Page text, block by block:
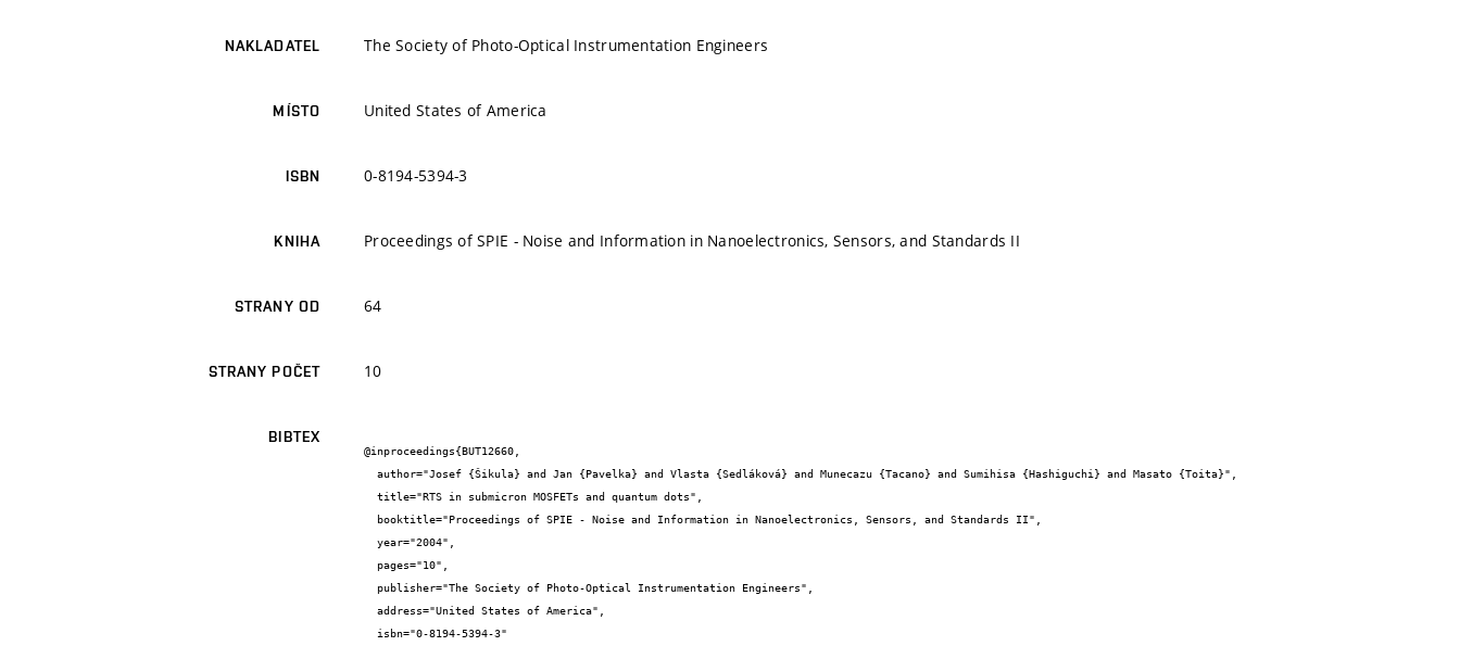
NAKLADATEL The Society of Photo-Optical Instrumentation Engineers
MÍSTO United States of America
ISBN 0-8194-5394-3
KNIHA Proceedings of SPIE - Noise and Information in Nanoelectronics, Sensors, and Standards II
STRANY OD 64
STRANY POČET 10
BIBTEX
@inproceedings{BUT12660,